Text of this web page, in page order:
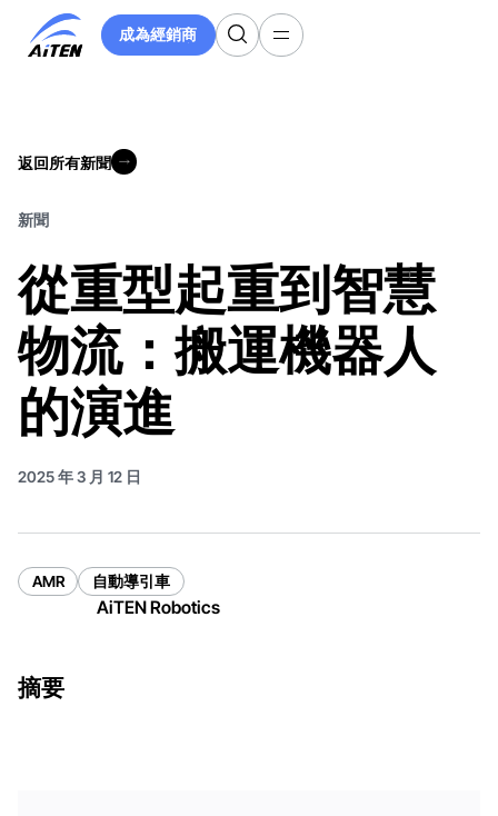
成為經銷商
成為經銷商
返回所有新聞
新聞
從重型起重到智慧
物流：搬運機器人
的演進
2025 年 3 月 12 日
AMR 自動導引車
AiTEN Robotics
摘要